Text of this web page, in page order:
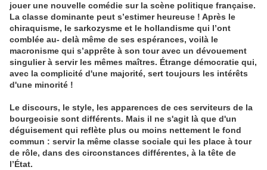
jouer une nouvelle comédie sur la scène politique française.
La classe dominante peut s’estimer heureuse ! Après le
chiraquisme, le sarkozysme et le hollandisme qui l’ont
comblée au- delà même de ses espérances, voilà le
macronisme qui s’apprête à son tour avec un dévouement
singulier à servir les mêmes maîtres. Étrange démocratie qui,
avec la complicité d'une majorité, sert toujours les intérêts
d'une minorité !
Le discours, le style, les apparences de ces serviteurs de la
bourgeoisie sont différents. Mais il ne s'agit là que d'un
déguisement qui reflète plus ou moins nettement le fond
commun : servir la même classe sociale qui les place à tour
de rôle, dans des circonstances différentes, à la tête de
l’État.